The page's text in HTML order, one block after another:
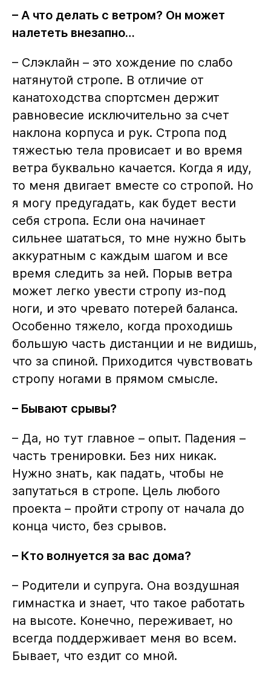
– А что делать с ветром? Он может
налететь внезапно…
– Слэклайн – это хождение по слабо
натянутой стропе. В отличие от
канатоходства спортсмен держит
равновесие исключительно за счет
наклона корпуса и рук. Стропа под
тяжестью тела провисает и во время
ветра буквально качается. Когда я иду,
то меня двигает вместе со стропой. Но
я могу предугадать, как будет вести
себя стропа. Если она начинает
сильнее шататься, то мне нужно быть
аккуратным с каждым шагом и все
время следить за ней. Порыв ветра
может легко увести стропу из-под
ноги, и это чревато потерей баланса.
Особенно тяжело, когда проходишь
большую часть дистанции и не видишь,
что за спиной. Приходится чувствовать
стропу ногами в прямом смысле.
– Бывают срывы?
– Да, но тут главное – опыт. Падения –
часть тренировки. Без них никак.
Нужно знать, как падать, чтобы не
запутаться в стропе. Цель любого
проекта – пройти стропу от начала до
конца чисто, без срывов.
– Кто волнуется за вас дома?
– Родители и супруга. Она воздушная
гимнастка и знает, что такое работать
на высоте. Конечно, переживает, но
всегда поддерживает меня во всем.
Бывает, что ездит со мной.